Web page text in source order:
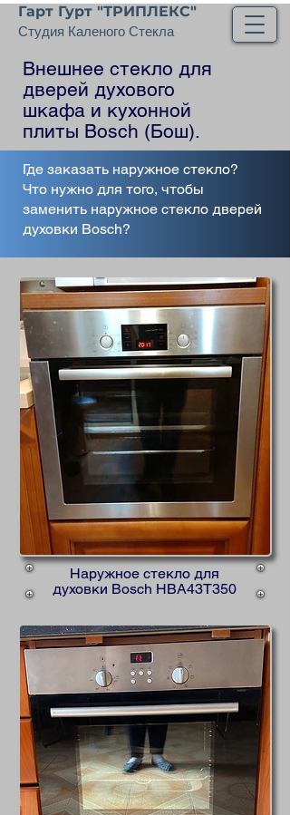
Гарт Гурт "ТРИПЛЕКС"
Студия Каленого Стекла
Внешнее стекло для
дверей духового
шкафа и кухонной
плиты Bosch (Бош).
Где заказать наружное стекло?
Что нужно для того, чтобы
заменить наружное стекло дверей
духовки Bosch?
Наружное стекло для
духовки Bosch HBA43T350